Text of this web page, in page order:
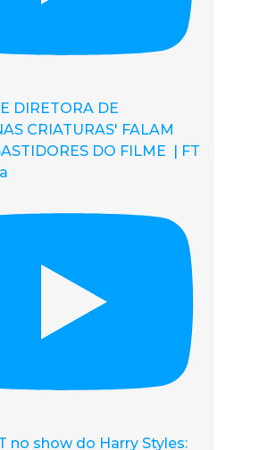
DIRETORA DE
CRIATURAS' FALAM
DO FILME | FT
no show do Harry Styles: